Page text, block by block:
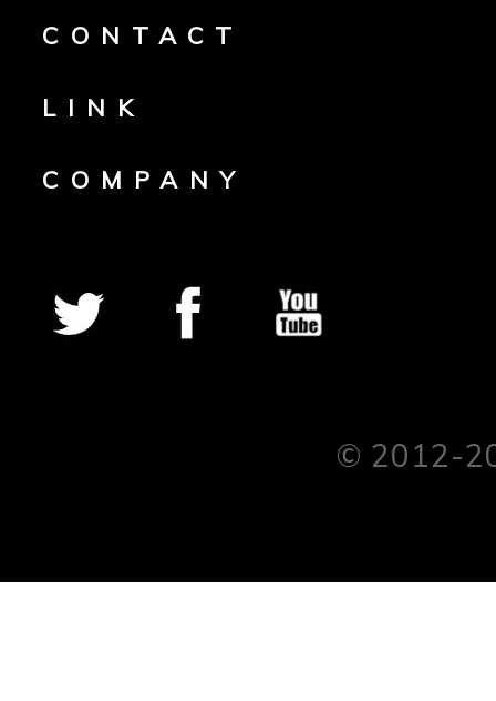
CONTACT
LINK
COMPANY
© 2012-